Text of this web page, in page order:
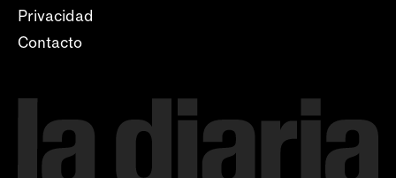
Privacidad
Contacto